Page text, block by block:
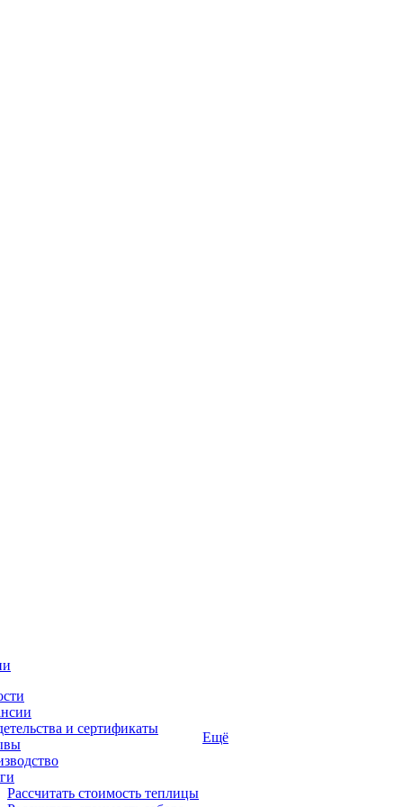
и сертификаты
Рассчитать стоимость теплицы
Ещё